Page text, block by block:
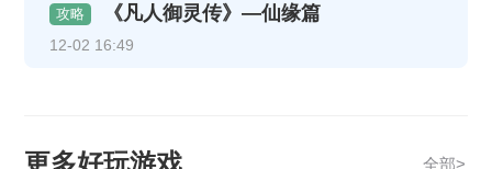
攻略 《凡人御灵传》—仙缘篇
12-02 16:49
全部>